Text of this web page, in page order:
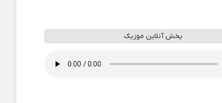
پخش آنلاین موزیک